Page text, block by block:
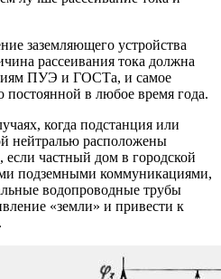
заземляющего устройства
рассеивания тока должна
ПУЭ и ГОСТа, и самое
постоянной в любое время года.
когда подстанция или
нейтралью расположены
частный дом в городской
подземными коммуникациями,
водопроводные трубы
«земли» и привести к